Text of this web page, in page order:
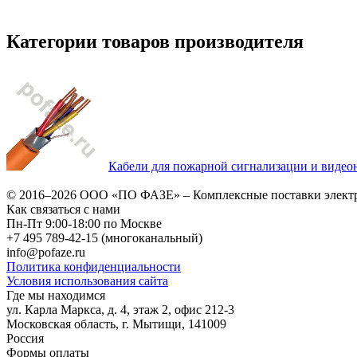
Категории товаров производителя
Кабели для пожарной сигнализации и
© 2016–2026 ООО «ПО ФАЗЕ» – Комплексные поставки
Как связаться с нами
Пн-Пт 9:00-18:00 по Москве
+7 495 789-42-15 (многоканальный)
info@pofaze.ru
Политика конфиденциальности
Условия использования сайта
Где мы находимся
ул. Карла Маркса, д. 4, этаж 2, офис 212-3
Московская область, г. Мытищи, 141009
Россия
Формы оплаты